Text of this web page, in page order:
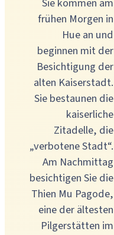
frühen Morgen in
Hue an und
beginnen mit der
Besichtigung der
alten Kaiserstadt.
Sie bestaunen die
kaiserliche
Zitadelle, die
„verbotene Stadt“.
Am Nachmittag
besichtigen Sie die
Thien Mu Pagode,
eine der ältesten
Pilgerstätten im